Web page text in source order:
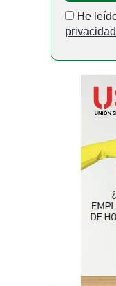
He
privacidad